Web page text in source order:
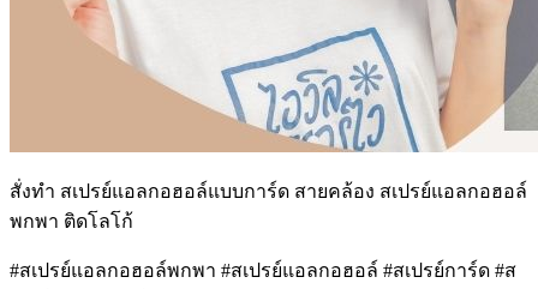
สั่งทำ สเปรย์แอลกอฮอล์แบบการ์ด สายคล้อง สเปรย์แอลกอฮอล์
พกพา ติดโลโก้
#สเปรย์แอลกอฮอล์พกพา #สเปรย์แอลกอฮอล์ #สเปรย์การ์ด #ส